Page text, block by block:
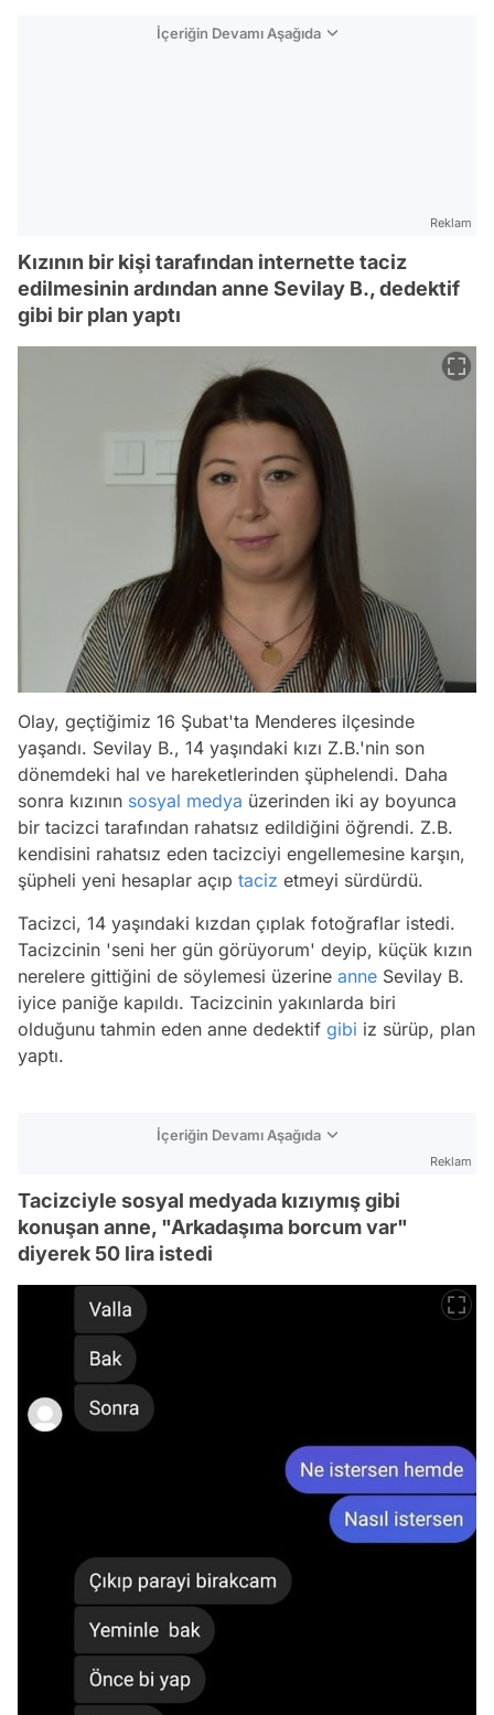
İçeriğin Devamı Aşağıda
Reklam
Kızının bir kişi tarafından internette taciz
edilmesinin ardından anne Sevilay B., dedektif
gibi bir plan yaptı
Olay, geçtiğimiz 16 Şubat'ta Menderes ilçesinde
yaşandı. Sevilay B., 14 yaşındaki kızı Z.B.'nin son
dönemdeki hal ve hareketlerinden şüphelendi. Daha
sonra kızının sosyal medya üzerinden iki ay boyunca
bir tacizci tarafından rahatsız edildiğini öğrendi. Z.B.
kendisini rahatsız eden tacizciyi engellemesine karşın,
şüpheli yeni hesaplar açıp taciz etmeyi sürdürdü.
Tacizci, 14 yaşındaki kızdan çıplak fotoğraflar istedi.
Tacizcinin 'seni her gün görüyorum' deyip, küçük kızın
nerelere gittiğini de söylemesi üzerine anne Sevilay B.
iyice paniğe kapıldı. Tacizcinin yakınlarda biri
olduğunu tahmin eden anne dedektif gibi iz sürüp, plan
yaptı.
İçeriğin Devamı Aşağıda
Reklam
Tacizciyle sosyal medyada kızıymış gibi
konuşan anne, "Arkadaşıma borcum var"
diyerek 50 lira istedi